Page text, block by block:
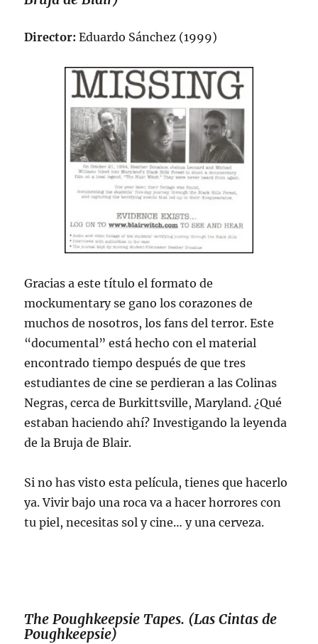
Director: Eduardo Sánchez (1999)
Gracias a este título el formato de
mockumentary se gano los corazones de
muchos de nosotros, los fans del terror. Este
“documental” está hecho con el material
encontrado tiempo después de que tres
estudiantes de cine se perdieran a las Colinas
Negras, cerca de Burkittsville, Maryland. ¿Qué
estaban haciendo ahí? Investigando la leyenda
de la Bruja de Blair.
Si no has visto esta película, tienes que hacerlo
ya. Vivir bajo una roca va a hacer horrores con
tu piel, necesitas sol y cine… y una cerveza.
The Poughkeepsie Tapes. (Las Cintas de
Poughkeepsie)